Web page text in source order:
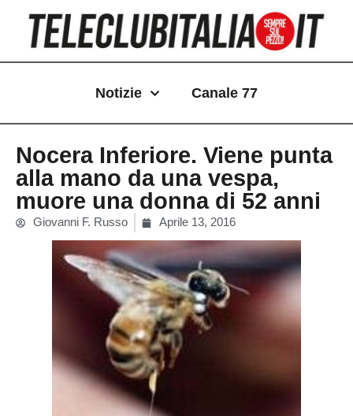
contenuto
Notizie Canale 77
Nocera Inferiore. Viene punta
alla mano da una vespa,
muore una donna di 52 anni
Giovanni F. Russo Aprile 13, 2016